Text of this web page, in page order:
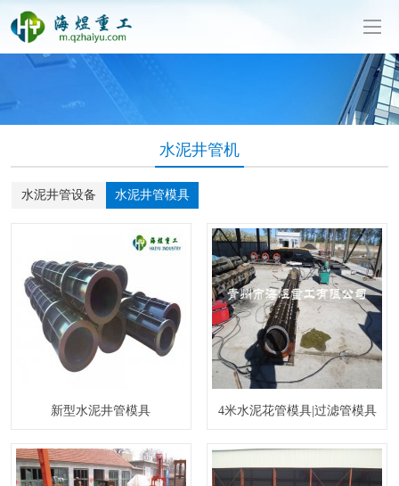
泥制管机生产厂家-山东海煜重工有限公司
水泥井管机
水泥井管设备 水泥井管模具
新型水泥井管模具 4米水泥花管模具|过滤管模具